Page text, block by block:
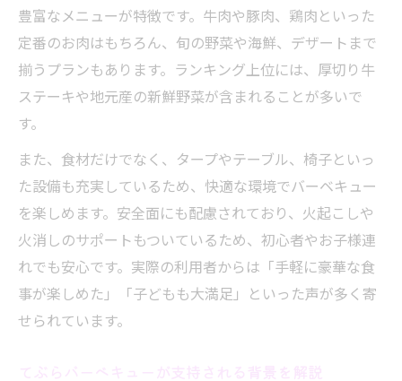
てぶらバーベキューで守るべき安全ポイン
ト
トラブル防止のためのてぶらバーベキュー
注意事項
ルール
てぶらバーベキューで知っておきたいマナ
ー
安心安全に楽しむてぶらバーベキューの心
得
豊富なメニューが特徴です。牛肉や豚肉、鶏肉といった
定番のお肉はもちろん、旬の野菜や海鮮、デザートまで
揃うプランもあります。ランキング上位には、厚切り牛
ステーキや地元産の新鮮野菜が含まれることが多いで
す。
また、食材だけでなく、タープやテーブル、椅子といっ
た設備も充実しているため、快適な環境でバーベキュー
を楽しめます。安全面にも配慮されており、火起こしや
火消しのサポートもついているため、初心者やお子様連
れでも安心です。実際の利用者からは「手軽に豪華な食
事が楽しめた」「子どもも大満足」といった声が多く寄
せられています。